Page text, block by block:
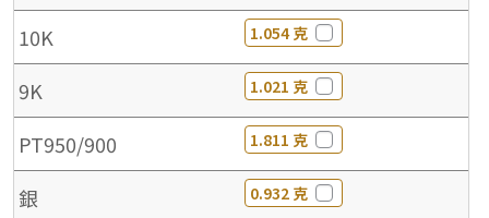
10K 1.054 克
9K 1.021 克
PT950/900 1.811 克
銀 0.932 克